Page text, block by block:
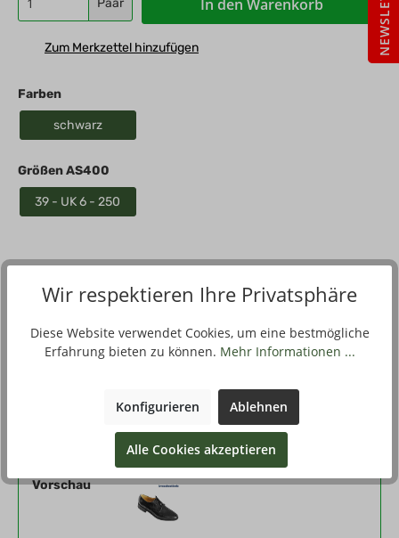
Paar In den Warenkorb
Zum Merkzettel hinzufügen
Farben
schwarz
Größen AS400
39 - UK 6 - 250
Beschreibung
Sohle: Leder Hersteller: Sturm Handels GmbH, Tangermünde,…
Mehr
Filter
Vorschau
Wir respektieren Ihre Privatsphäre
Diese Website verwendet Cookies, um eine bestmögliche
Erfahrung bieten zu können. Mehr Informationen ...
Konfigurieren Ablehnen
Alle Cookies akzeptieren